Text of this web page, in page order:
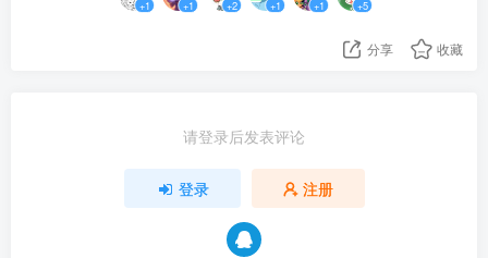
+1 +1 +2 +1 +1 +5
分享 收藏
请登录后发表评论
登录 注册